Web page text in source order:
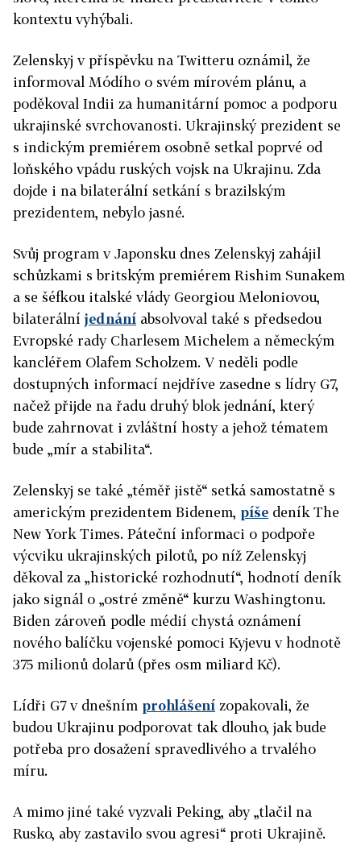
kontextu vyhýbali.
Zelenskyj v příspěvku na Twitteru oznámil, že
informoval Módího o svém mírovém plánu, a
poděkoval Indii za humanitární pomoc a podporu
ukrajinské svrchovanosti. Ukrajinský prezident se
s indickým premiérem osobně setkal poprvé od
loňského vpádu ruských vojsk na Ukrajinu. Zda
dojde i na bilaterální setkání s brazilským
prezidentem, nebylo jasné.
Svůj program v Japonsku dnes Zelenskyj zahájil
schůzkami s britským premiérem Rishim Sunakem
a se šéfkou italské vlády Georgiou Meloniovou,
bilaterálníjednání absolvoval také s předsedou
Evropské rady Charlesem Michelem a německým
kancléřem Olafem Scholzem. V neděli podle
dostupných informací nejdříve zasedne s lídry G7,
načež přijde na řadu druhý blok jednání, který
bude zahrnovat i zvláštní hosty a jehož tématem
bude „mír a stabilita“.
Zelenskyj se také „téměř jistě“ setká samostatně s
americkým prezidentem Bidenem, píše deník The
New York Times. Páteční informaci o podpoře
výcviku ukrajinských pilotů, po níž Zelenskyj
děkoval za „historické rozhodnutí“, hodnotí deník
jako signál o „ostré změně“ kurzu Washingtonu.
Biden zároveň podle médií chystá oznámení
nového balíčku vojenské pomoci Kyjevu v hodnotě
375 milionů dolarů (přes osm miliard Kč).
Lídři G7 v dnešním prohlášení zopakovali, že
budou Ukrajinu podporovat tak dlouho, jak bude
potřeba pro dosažení spravedlivého a trvalého
míru.
A mimo jiné také vyzvali Peking, aby „tlačil na
Rusko, aby zastavilo svou agresi“ proti Ukrajině.